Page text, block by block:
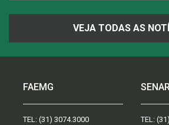
VEJA TODAS AS
FAEMG
TEL: (31) 3074.3000
TEL: